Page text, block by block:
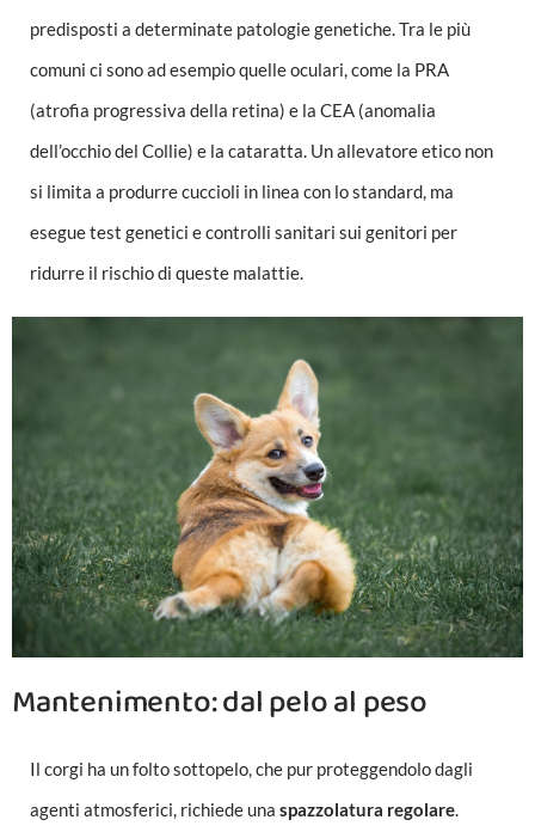
predisposti a determinate patologie genetiche. Tra le più
comuni ci sono ad esempio quelle oculari, come la PRA
(atrofia progressiva della retina) e la CEA (anomalia
dell’occhio del Collie) e la cataratta. Un allevatore etico non
si limita a produrre cuccioli in linea con lo standard, ma
esegue test genetici e controlli sanitari sui genitori per
ridurre il rischio di queste malattie.
Mantenimento: dal pelo al peso
Il corgi ha un folto sottopelo, che pur proteggendolo dagli
agenti atmosferici, richiede una spazzolatura regolare.